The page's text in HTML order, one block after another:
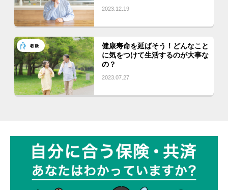
2023.12.19
健康寿命を延ばそう！どんなこと
に気をつけて生活するのが大事な
の？
2023.07.27